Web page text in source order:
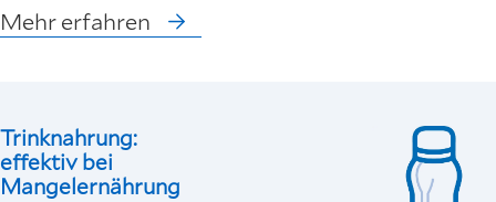
Mehr erfahren
Trinknahrung:
effektiv bei
Mangelernährung